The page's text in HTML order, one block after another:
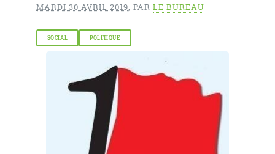
MARDI 30 AVRIL 2019, PAR LE BUREAU
SOCIAL POLITIQUE